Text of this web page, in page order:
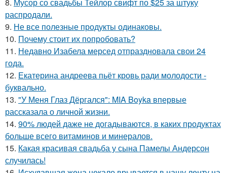
распродали.
9. Не все полезные продукты одинаковы.
10. Почему стоит их попробовать?
11. Недавно Изабела мерсед отпраздновала свои 24
года.
12. Екатерина андреева пьёт кровь ради молодости -
буквально.
13. "У Меня Глаз Дёргался": MIA Boyka впервые
рассказала о личной жизни.
14. 90% людей даже не догадываются, в каких продуктах
больше всего витаминов и минералов.
15. Какая красивая свадьба у сына Памелы Андерсон
случилась!